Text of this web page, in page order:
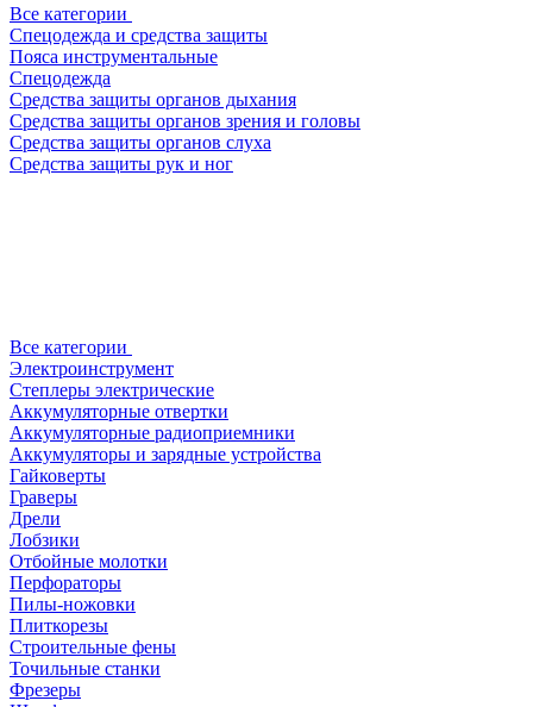
Все категории
Спецодежда и средства защиты
Пояса инструментальные
Спецодежда
Средства защиты органов дыхания
Средства защиты органов зрения и головы
Средства защиты органов слуха
Средства защиты рук и ног
Все категории
Электроинструмент
Степлеры электрические
Аккумуляторные отвертки
Аккумуляторные радиоприемники
Аккумуляторы и зарядные устройства
Гайковерты
Граверы
Дрели
Лобзики
Отбойные молотки
Перфораторы
Пилы-ножовки
Плиткорезы
Строительные фены
Точильные станки
Фрезеры